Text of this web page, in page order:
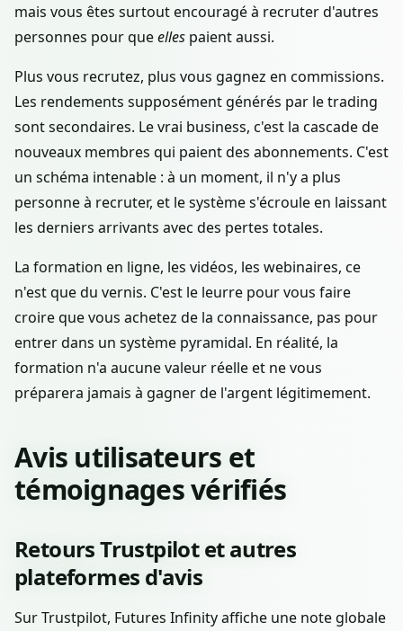
mais vous êtes surtout encouragé à recruter d'autres
personnes pour queelles paient aussi.
Plus vous recrutez, plus vous gagnez en commissions.
Les rendements supposément générés par le trading
sont secondaires. Le vrai business, c'est la cascade de
nouveaux membres qui paient des abonnements. C'est
un schéma intenable : à un moment, il n'y a plus
personne à recruter, et le système s'écroule en laissant
les derniers arrivants avec des pertes totales.
La formation en ligne, les vidéos, les webinaires, ce
n'est que du vernis. C'est le leurre pour vous faire
croire que vous achetez de la connaissance, pas pour
entrer dans un système pyramidal. En réalité, la
formation n'a aucune valeur réelle et ne vous
préparera jamais à gagner de l'argent légitimement.
Avis utilisateurs et
témoignages vérifiés
Retours Trustpilot et autres
plateformes d'avis
Sur Trustpilot, Futures Infinity affiche une note globale